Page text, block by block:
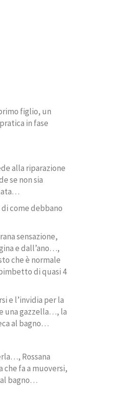
figlio, un
in fase
alla riparazione
se non sia
di come debbano
sensazione,
e dall’ano…,
che è normale
di quasi 4
e l’invidia per la
una gazzella…, la
al bagno…
Rossana
fa a muoversi,
bagno…